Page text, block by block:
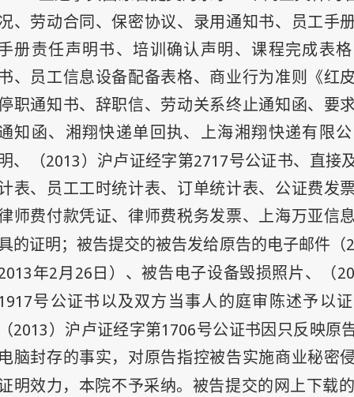
、劳动合同、保密协议、录用通知书、员工手
册责任声明书、培训确认声明、课程完成表
、员工信息设备配备表格、商业行为准则《红
职通知书、辞职信、劳动关系终止通知函、要
知函、湘翔快递单回执、上海湘翔快递有限
、（2013 ）沪卢证经字第2717号公证书、直接
表、员工工时统计表、订单统计表、公证费发
师费付款凭证、律师费税务发票、上海万亚信
的证明；被告提交的被告发给原告的电子邮件（
年2月26日 ）、被告电子设备毁损照片、（
号公证书以及双方当事人的庭审陈述予以
2013 ）沪卢证经字第1706号公证书因只反映原
脑封存的事实，对原告指控被告实施商业秘密
明效力，本院不予采纳。被告提交的网上下载